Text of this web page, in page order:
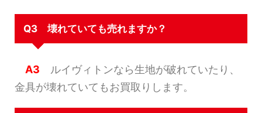
Q3 壊れていても売れますか？
A3 ルイヴィトンなら生地が破れていたり、
金具が壊れていてもお買取りします。